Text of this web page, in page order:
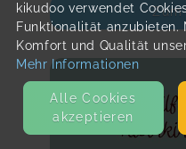
kikudoo verwendet
Funktionalität
Komfort und Qualität
Mehr Informationen
Alle Cookies
akzeptieren